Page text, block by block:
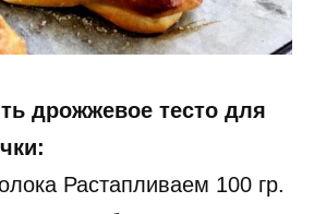
дрожжевое тесто для
Растапливаем 100 гр.